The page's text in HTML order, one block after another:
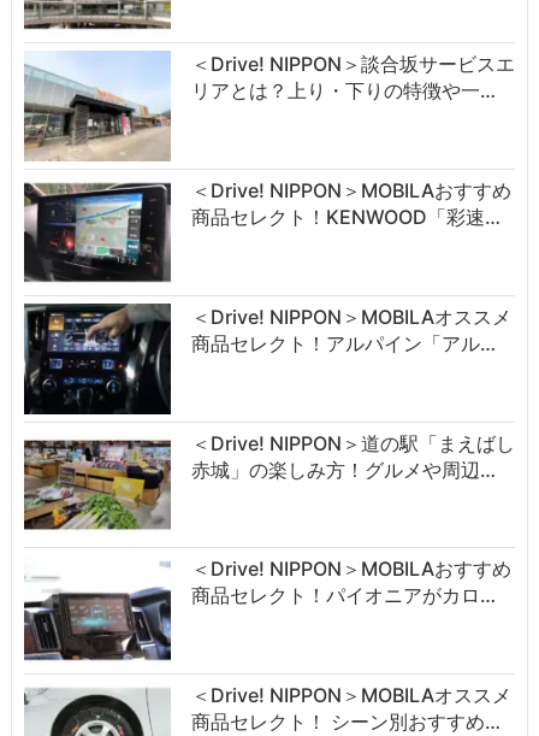
＜Drive! NIPPON＞談合坂サービスエ
リアとは？上り・下りの特徴や一…
＜Drive! NIPPON＞MOBILAおすすめ
商品セレクト！KENWOOD「彩速…
＜Drive! NIPPON＞MOBILAオススメ
商品セレクト！アルパイン「アル…
＜Drive! NIPPON＞道の駅「まえばし
赤城」の楽しみ方！グルメや周辺…
＜Drive! NIPPON＞MOBILAおすすめ
商品セレクト！パイオニアがカロ…
＜Drive! NIPPON＞MOBILAオススメ
商品セレクト！ シーン別おすすめ…